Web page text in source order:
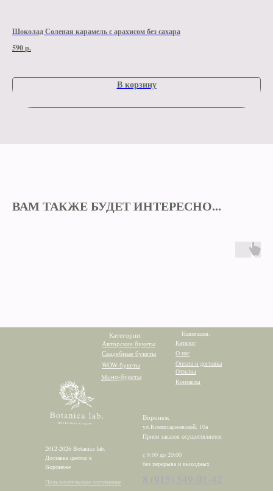
Шоколад Соленая карамель с арахисом без сахара
590р.
В корзину
ВАМ ТАКЖЕ БУДЕТ ИНТЕРЕСНО...
2012-2026 Botanica lab.
Доставка цветов в
Воронеже
Пользовательское соглашение
Контакты
Отзывы
Оплата и доставка
О нас
Каталог
Навигация:
Категории:
Моно-букеты
WOW-букеты
Свадебные букеты
Авторские букеты
Прием заказов осуществляется
с 9:00 до 20:00
без перерыва и выходных
ул.Комиссаржевской, 10а
Воронеж